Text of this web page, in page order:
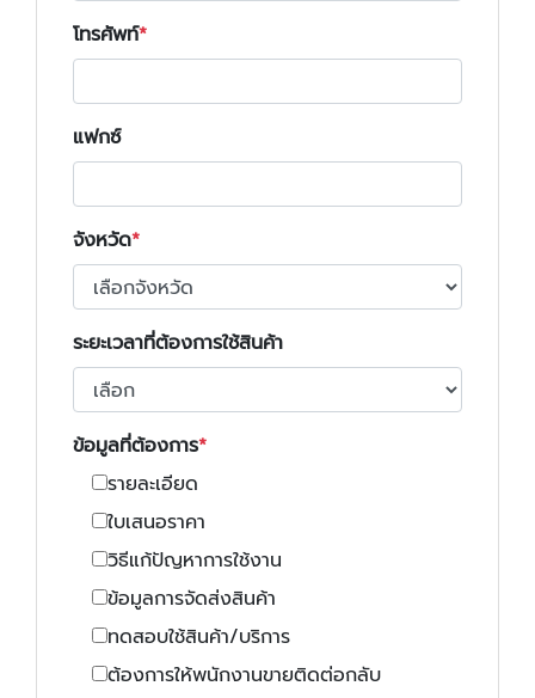
โทรศัพท์
แฟกซ์
จังหวัด
ระยะเวลาที่ต้องการใช้สินค้า
ข้อมูลที่ต้องการ
รายละเอียด
ใบเสนอราคา
วิธีแก้ปัญหาการใช้งาน
ข้อมูลการจัดส่งสินค้า
ทดสอบใช้สินค้า/บริการ
ต้องการให้พนักงานขายติดต่อกลับ